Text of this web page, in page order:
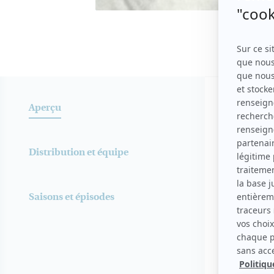
Aperçu
Distribution et équipe
Saisons et épisodes
SYNOPSIS
Les
ainsi que
Procule
s'en
amusant.
rendent
Source: